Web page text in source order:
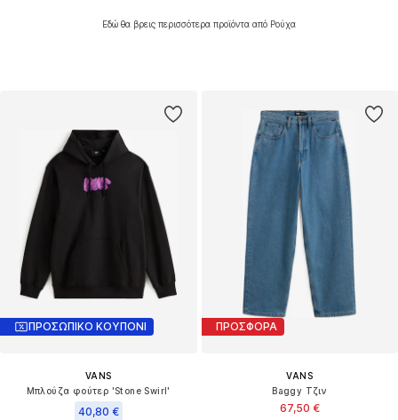
Εδώ θα βρεις περισσότερα προϊόντα από Ρούχα
ΠΡΟΣΩΠΙΚΟ ΚΟΥΠΟΝΙ
VANS
Μπλούζα φούτερ 'Stone Swirl'
40,80 €
ΠΡΟΣΦΟΡΑ
VANS
Baggy Τζιν
67,50 €